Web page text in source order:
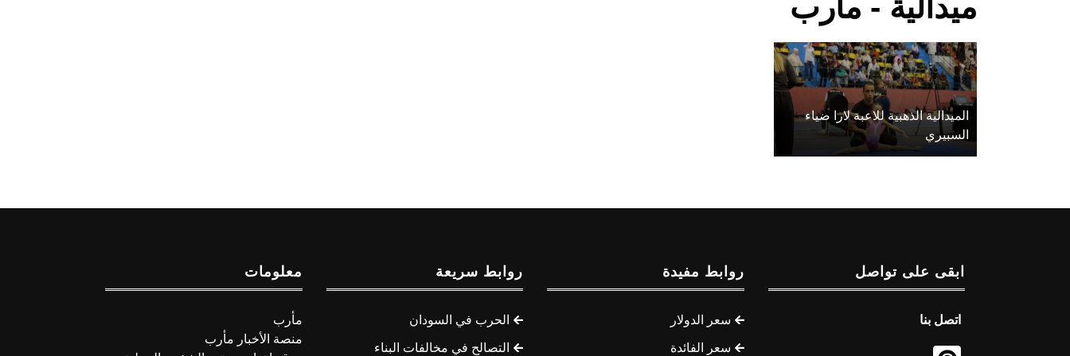
ميدالية - مأرب
الميدالية الذهبية للاعبة لارا ضياء
السبيري
ابقى على تواصل
اتصل بنا
روابط مفيدة
سعر الدولار
سعر الفائدة
روابط سريعة
الحرب في السودان
التصالح في مخالفات البناء
معلومات
مأرب
منصة الأخبار مأرب